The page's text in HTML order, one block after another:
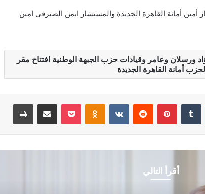
أمانة القاهرة الجديدة والمستشار ايمن الصيرفى امين
ورسلان وعامر وقيادات حزب الجبهة الوطنية افتتاح مقر
أمانة القاهرة الجديدة
‏Tumblr بينتيريست
‏Reddit
‏VKontakte
Odnoklassniki
‫Pocket مشاركة عبر البريد طباعة
أقرأ التالي